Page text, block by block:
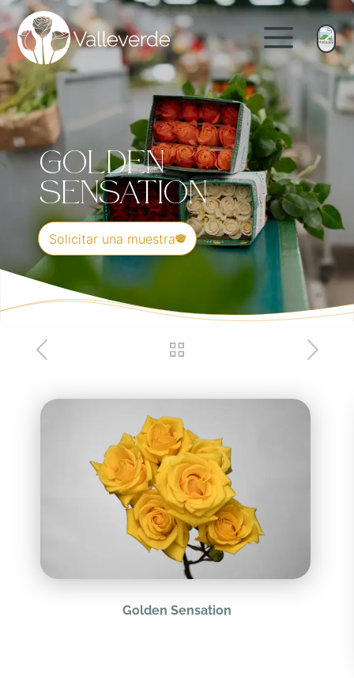
Golden
Sensation
Solicitar una muestra
Golden Sensation